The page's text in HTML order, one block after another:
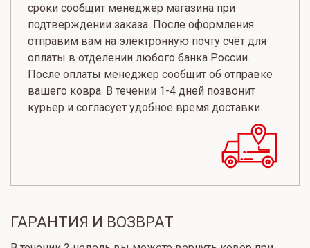
сроки сообщит менеджер магазина при
подтверждении заказа. После оформления
отправим вам на электронную почту счёт для
оплаты в отделении любого банка России.
После оплаты менеджер сообщит об отправке
вашего ковра. В течении 1-4 дней позвонит
курьер и согласует удобное время доставки.
ГАРАНТИЯ И ВОЗВРАТ